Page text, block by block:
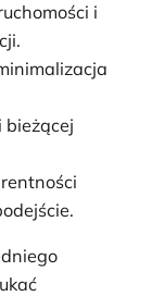
i
bieżącej